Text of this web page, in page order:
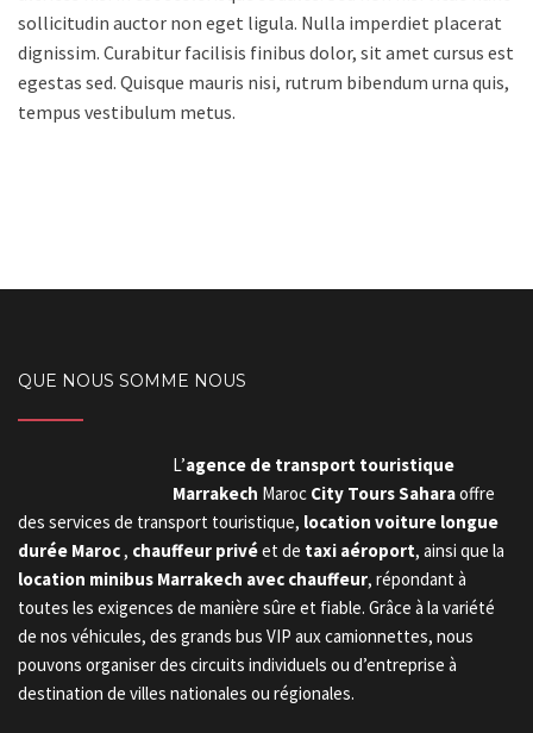
sollicitudin auctor non eget ligula. Nulla imperdiet placerat
dignissim. Curabitur facilisis finibus dolor, sit amet cursus est
egestas sed. Quisque mauris nisi, rutrum bibendum urna quis,
tempus vestibulum metus.
QUE NOUS SOMME NOUS
L’agence de transport touristique
Marrakech Maroc City Tours Saharaoffre
des services de transport touristique, location voiture longue
durée Maroc, chauffeur privéet de taxi aéroport, ainsi que la
location minibus Marrakech avec chauffeur, répondant à
toutes les exigences de manière sûre et fiable. Grâce à la variété
de nos véhicules, des grands bus VIP aux camionnettes, nous
pouvons organiser des circuits individuels ou d’entreprise à
destination de villes nationales ou régionales.